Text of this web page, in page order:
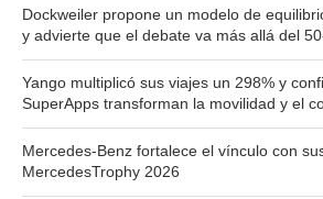
Dockweiler propone un modelo de
y advierte que el debate va más allá del
Yango multiplicó sus viajes un 298% y
SuperApps transforman la movilidad y el
Mercedes-Benz fortalece el vínculo con
MercedesTrophy 2026